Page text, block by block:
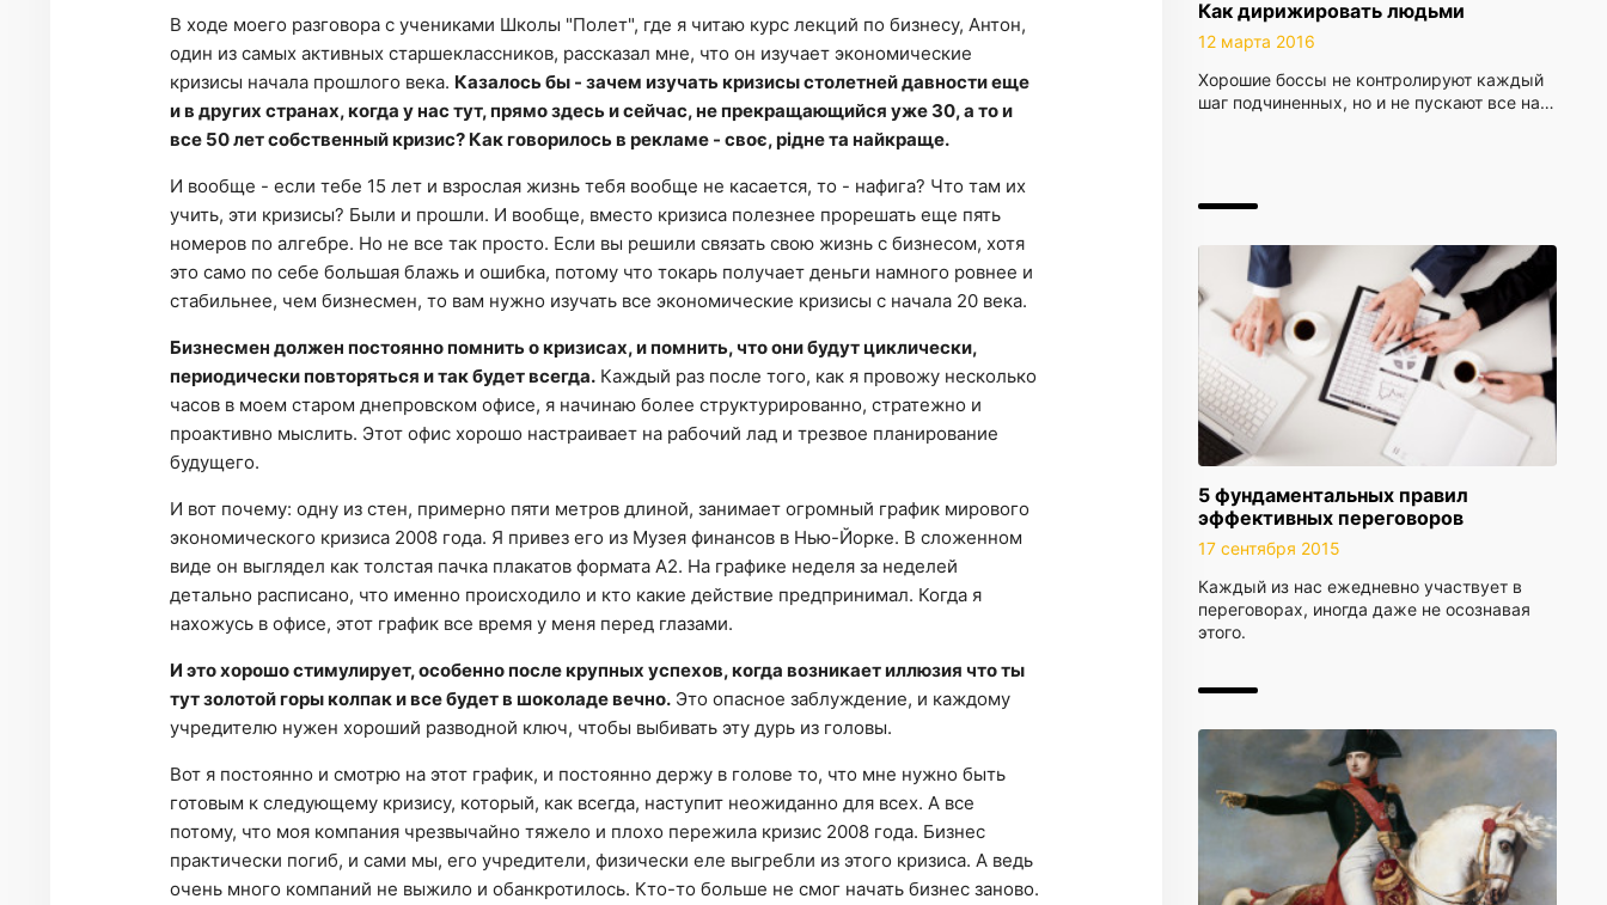
Как дирижировать людьми
12 марта 2016
Хорошие боссы не контролируют каждый
шаг подчиненных, но и не пускают все на…
5 фундаментальных правил
эффективных переговоров
17 сентября 2015
Каждый из нас ежедневно участвует в
переговорах, иногда даже не осознавая
этого.
В ходе моего разговора с учениками Школы "Полет", где я читаю курс лекций по бизнесу, Антон,
один из самых активных старшеклассников, рассказал мне, что он изучает экономические
кризисы начала прошлого века. Казалось бы - зачем изучать кризисы столетней давности еще
и в других странах, когда у нас тут, прямо здесь и сейчас, не прекращающийся уже 30, а то и
все 50 лет собственный кризис? Как говорилось в рекламе - своє, рідне та найкраще.
И вообще - если тебе 15 лет и взрослая жизнь тебя вообще не касается, то - нафига? Что там их
учить, эти кризисы? Были и прошли. И вообще, вместо кризиса полезнее прорешать еще пять
номеров по алгебре. Но не все так просто. Если вы решили связать свою жизнь с бизнесом, хотя
это само по себе большая блажь и ошибка, потому что токарь получает деньги намного ровнее и
стабильнее, чем бизнесмен, то вам нужно изучать все экономические кризисы с начала 20 века.
Бизнесмен должен постоянно помнить о кризисах, и помнить, что они будут циклически,
периодически повторяться и так будет всегда. Каждый раз после того, как я провожу несколько
часов в моем старом днепровском офисе, я начинаю более структурированно, стратежно и
проактивно мыслить. Этот офис хорошо настраивает на рабочий лад и трезвое планирование
будущего.
И вот почему: одну из стен, примерно пяти метров длиной, занимает огромный график мирового
экономического кризиса 2008 года. Я привез его из Музея финансов в Нью-Йорке. В сложенном
виде он выглядел как толстая пачка плакатов формата А2. На графике неделя за неделей
детально расписано, что именно происходило и кто какие действие предпринимал. Когда я
нахожусь в офисе, этот график все время у меня перед глазами.
И это хорошо стимулирует, особенно после крупных успехов, когда возникает иллюзия что ты
тут золотой горы колпак и все будет в шоколаде вечно. Это опасное заблуждение, и каждому
учредителю нужен хороший разводной ключ, чтобы выбивать эту дурь из головы.
Вот я постоянно и смотрю на этот график, и постоянно держу в голове то, что мне нужно быть
готовым к следующему кризису, который, как всегда, наступит неожиданно для всех. А все
потому, что моя компания чрезвычайно тяжело и плохо пережила кризис 2008 года. Бизнес
практически погиб, и сами мы, его учредители, физически еле выгребли из этого кризиса. А ведь
очень много компаний не выжило и обанкротилось. Кто-то больше не смог начать бизнес заново.